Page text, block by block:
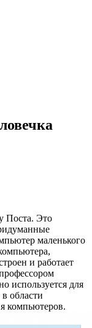
Поста. Это
маленького
и работает
используется для
области
компьютеров.